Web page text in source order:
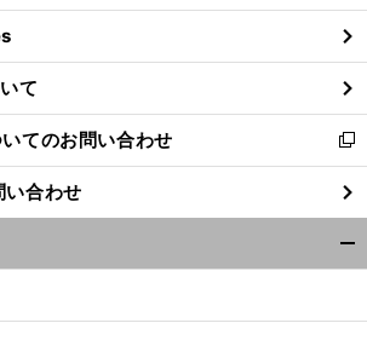
ン
ド
ウ
で
開
く
て
てのお問い合わせ
新
し
い
ウ
ィ
ン
ウ
い合わせ